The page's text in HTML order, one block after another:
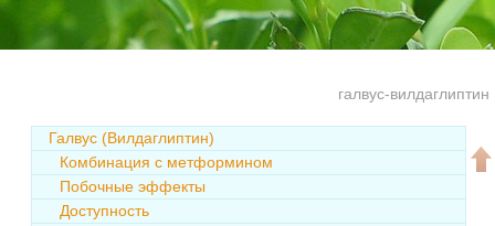
галвус-вилдаглиптин
Галвус (Вилдаглиптин)
Комбинация с метформином
Побочные эффекты
Доступность